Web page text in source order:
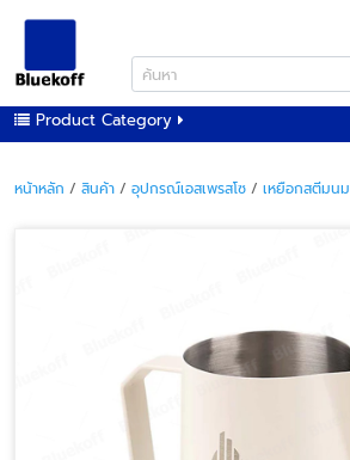
Product Category
หน้าหลัก / สินค้า / อุปกรณ์เอสเพรสโซ / เหยือกสตีมนม